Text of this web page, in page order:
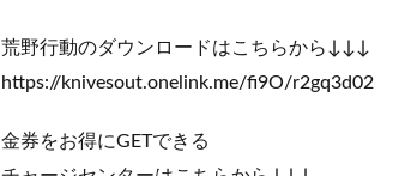
荒野行動のダウンロードはこちらから↓↓↓
https://knivesout.onelink.me/fi9O/r2gq3d02
金券をお得にGETできる